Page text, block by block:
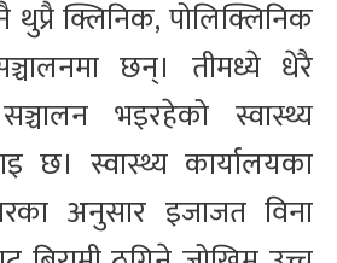
क्लिनिक, पोलिक्लिनिक
छन्। तीमध्ये धेरै
भइरहेको स्वास्थ्य
छ। स्वास्थ्य कार्यालयका
अनुसार इजाजत विना